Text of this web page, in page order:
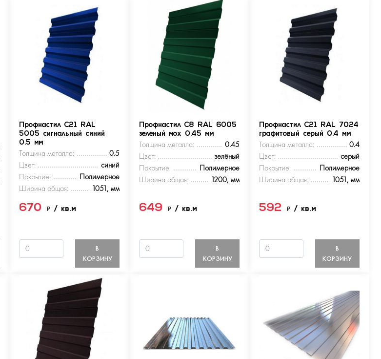
Профнастил С21 RAL
5005 сигнальный синий
0.5 мм
Толщина металла:
0.5
Цвет:
синий
Покрытие:
Полимерное
Ширина общая:
1051, мм
670₽/ кв.м
В
КОРЗИНУ
Профнастил С8 RAL 6005
зеленый мох 0.45 мм
Толщина металла:
0.45
Цвет:
зелёный
Покрытие:
Полимерное
Ширина общая:
1200, мм
649₽/ кв.м
В
КОРЗИНУ
Профнастил С21 RAL 7024
графитовый серый 0.4 мм
Толщина металла:
0.4
Цвет:
серый
Покрытие:
Полимерное
Ширина общая:
1051, мм
592 ₽ / кв.м
В
КОРЗИНУ